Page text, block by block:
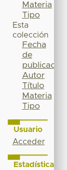
Materia
Tipo
Esta
colección
Fecha
de
publicación
Autor
Título
Materia
Tipo
Usuario
Acceder
Estadísticas